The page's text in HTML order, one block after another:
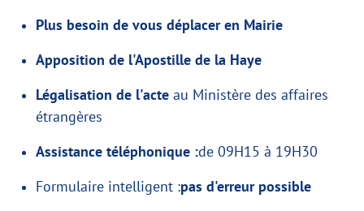
Plus besoin de vous déplacer en Mairie
Apposition de l'Apostille de la Haye
Légalisation de l'acte au Ministère des affaires
étrangères
Assistance téléphonique :de 09H15 à 19H30
Formulaire intelligent :pas d'erreur possible